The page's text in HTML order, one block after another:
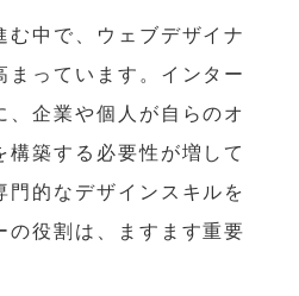
中で、ウェブデザイナ
まっています。インター
、企業や個人が自らのオ
構築する必要性が増して
門的なデザインスキルを
の役割は、ますます重要